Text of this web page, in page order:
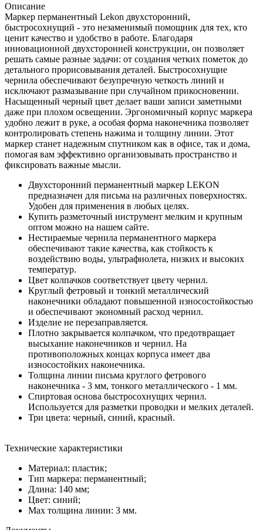
Описание
Маркер перманентный Lekon двухсторонний,
быстросохнущий - это незаменимый помощник для тех, кто
ценит качество и удобство в работе. Благодаря
инновационной двухсторонней конструкции, он позволяет
решать самые разные задачи: от создания четких пометок до
детального прорисовывания деталей. Быстросохнущие
чернила обеспечивают безупречную четкость линий и
исключают размазывание при случайном прикосновении.
Насыщенный черный цвет делает ваши записи заметными
даже при плохом освещении. Эргономичный корпус маркера
удобно лежит в руке, а особая форма наконечника позволяет
контролировать степень нажима и толщину линии. Этот
маркер станет надежным спутником как в офисе, так и дома,
помогая вам эффективно организовывать пространство и
фиксировать важные мысли.
Двухсторонний перманентный маркер LEKON
предназначен для письма на различных поверхностях.
Удобен для применения в любых целях.
Купить разметочный инструмент мелким и крупным
оптом можно на нашем сайте.
Нестираемые чернила перманентного маркера
обеспечивают такие качества, как стойкость к
воздействию воды, ультрафиолета, низких и высоких
температур.
Цвет колпачков соответствует цвету чернил.
Круглый фетровый и тонкий металлический
наконечники обладают повышенной износостойкостью
и обеспечивают экономный расход чернил.
Изделие не перезаправляется.
Плотно закрывается колпачком, что предотвращает
высыхание наконечников и чернил. На
противоположных концах корпуса имеет два
износостойких наконечника.
Толщина линии письма круглого фетрового
наконечника - 3 мм, тонкого металлического - 1 мм.
Спиртовая основа быстросохнущих чернил.
Используется для разметки проводки и мелких деталей.
Три цвета: черный, синий, красный.
Технические характеристики
Материал: пластик;
Тип маркера: перманентный;
Длина: 140 мм;
Цвет: синий;
Мах толщина линии: 3 мм.